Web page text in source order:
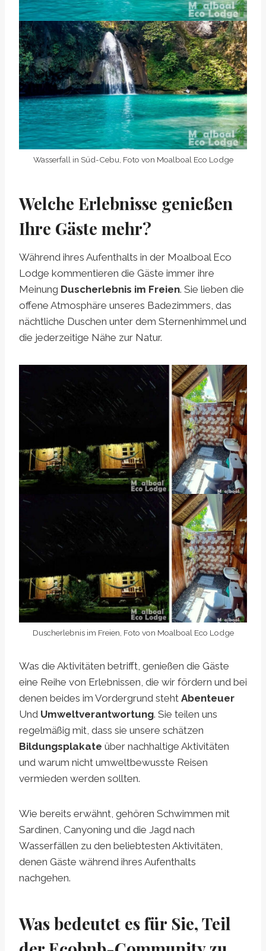
Wasserfall in Süd-Cebu, Foto von Moalboal Eco Lodge
Welche Erlebnisse genießen
Ihre Gäste mehr?
Während ihres Aufenthalts in der Moalboal Eco
Lodge kommentieren die Gäste immer ihre
Meinung Duscherlebnis im Freien. Sie lieben die
offene Atmosphäre unseres Badezimmers, das
nächtliche Duschen unter dem Sternenhimmel und
die jederzeitige Nähe zur Natur.
Duscherlebnis im Freien, Foto von Moalboal Eco Lodge
Was die Aktivitäten betrifft, genießen die Gäste
eine Reihe von Erlebnissen, die wir fördern und bei
denen beides im Vordergrund steht Abenteuer
Und Umweltverantwortung. Sie teilen uns
regelmäßig mit, dass sie unsere schätzen
Bildungsplakate über nachhaltige Aktivitäten
und warum nicht umweltbewusste Reisen
vermieden werden sollten.
Wie bereits erwähnt, gehören Schwimmen mit
Sardinen, Canyoning und die Jagd nach
Wasserfällen zu den beliebtesten Aktivitäten,
denen Gäste während ihres Aufenthalts
nachgehen.
Was bedeutet es für Sie, Teil